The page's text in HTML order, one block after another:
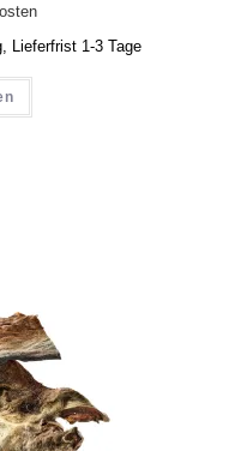
Lieferfrist 1-3 Tage